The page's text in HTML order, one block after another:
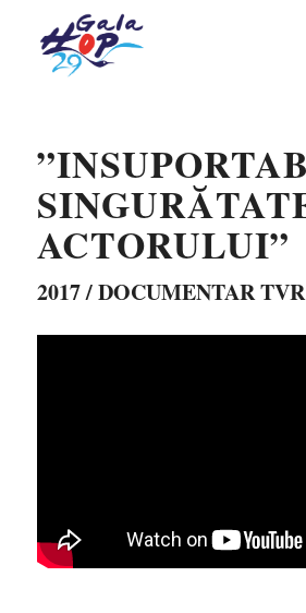
ACTORULUI”
2017 / DOCUMENTAR TVR